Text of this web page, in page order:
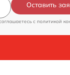
Оставить
c политикой